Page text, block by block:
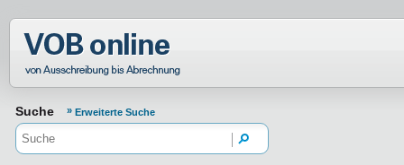
Normenportal Barrierefreiheit
Suche Erweiterte Suche